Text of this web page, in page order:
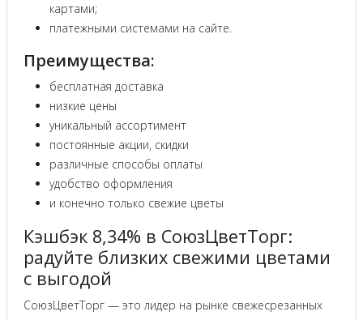
картами;
платежными системами на сайте.
Преимущества:
бесплатная доставка
низкие цены
уникальный ассортимент
постоянные акции, скидки
различные способы оплаты
удобство оформления
и конечно только свежие цветы
Кэшбэк 8,34% в СоюзЦветТорг:
радуйте близких свежими цветами
с выгодой
СоюзЦветТорг — это лидер на рынке свежесрезанных